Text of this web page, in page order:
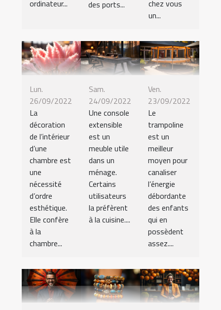
ordinateur... des ports...
chez vous
un...
Lun.
26/09/2022
La
décoration
de l’intérieur
d’une
chambre est
une
nécessité
d’ordre
esthétique.
Elle confère
à la
chambre...
Sam.
24/09/2022
Une console
extensible
est un
meuble utile
dans un
ménage.
Certains
utilisateurs
la préfèrent
à la cuisine....
Ven.
23/09/2022
Le
trampoline
est un
meilleur
moyen pour
canaliser
l’énergie
débordante
des enfants
qui en
possèdent
assez....